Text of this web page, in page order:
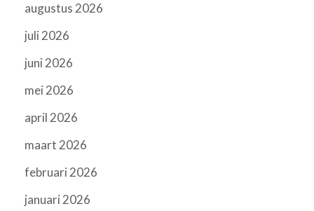
augustus 2026
juli 2026
juni 2026
mei 2026
april 2026
maart 2026
februari 2026
januari 2026